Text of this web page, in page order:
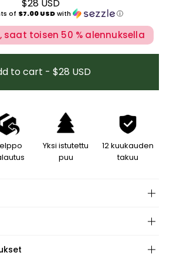
Normaali hinta
$28 USD
of $7.00 USDwith ⓘ
saat toisen 50 % alennuksella
to cart - $28 USD
Yksi istutettu
puu
12 kuukauden
takuu